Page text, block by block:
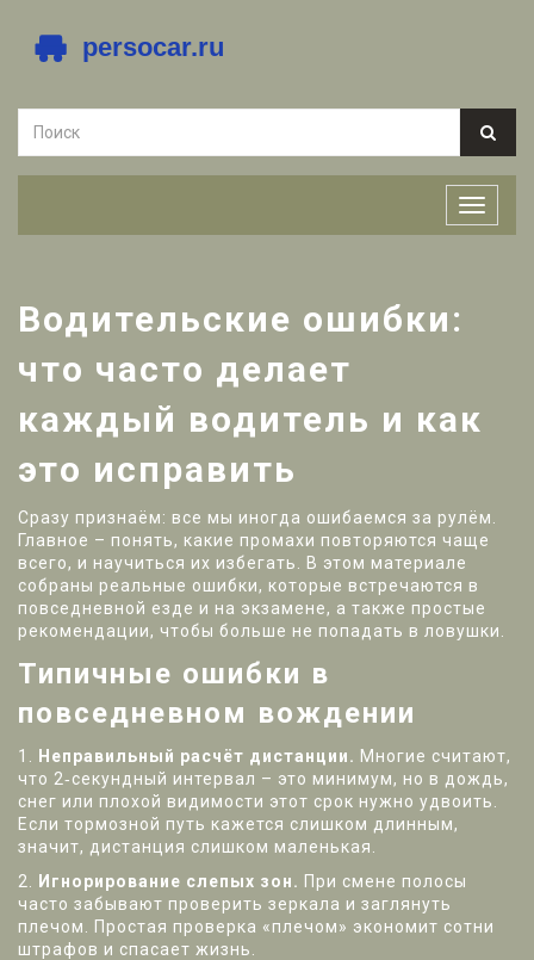
Водительские ошибки:
что часто делает
каждый водитель и как
это исправить
Сразу признаём: все мы иногда ошибаемся за рулём.
Главное – понять, какие промахи повторяются чаще
всего, и научиться их избегать. В этом материале
собраны реальные ошибки, которые встречаются в
повседневной езде и на экзамене, а также простые
рекомендации, чтобы больше не попадать в ловушки.
Типичные ошибки в
повседневном вождении
1. Неправильный расчёт дистанции. Многие считают,
что 2‑секундный интервал – это минимум, но в дождь,
снег или плохой видимости этот срок нужно удвоить.
Если тормозной путь кажется слишком длинным,
значит, дистанция слишком маленькая.
2.
Игнорирование слепых зон. При смене полосы
часто забывают проверить зеркала и заглянуть
плечом. Простая проверка «плечом» экономит сотни
штрафов и спасает жизнь.